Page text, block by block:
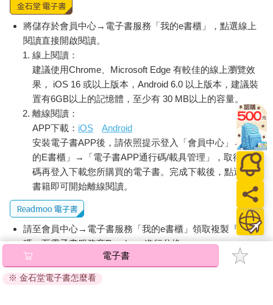
將儲存於會員中心→電子書服務「我的e書櫃」，點選線上
閱讀直接開啟閱讀。
線上閱讀：
建議使用Chrome、Microsoft Edge 有較佳的線上瀏覽效
果， iOS 16 或以上版本，Android 6.0 以上版本，建議裝
置有6GB以上的記憶體，至少有 30 MB以上的容量。
離線閱讀：
APP下載： iOS
Android
安裝電子書APP後，請依照提示登入「會員中心」→「我
的E書櫃」→「電子書APP通行碼/載具管理」，取得通行
碼再登入下載您所購買的電子書。完成下載後，點選任一
書籍即可開始離線閱讀。
請至會員中心→電子書服務「我的e書櫃」領取複製『兌換
碼』至電子書服務商Readmoo進行兌換。
退換貨須知：
因版權保護，您在金石堂所購買的電子書僅能以金石堂專屬